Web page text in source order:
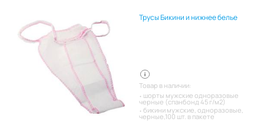
Трусы Бикини и нижнее белье
Товар в наличии:
шорты мужские одноразовые
черные (спанбонд 45 г/м2)
бикини мужские, одноразовые,
черные,100 шт. в пакете